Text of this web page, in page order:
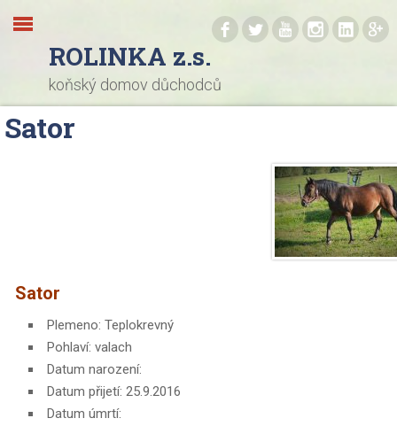
ROLINKA z.s.
koňský domov důchodců
. . . . . .
Sator
Sator
Plemeno: Teplokrevný
Pohlaví: valach
Datum narození:
Datum přijetí: 25.9.2016
Datum úmrtí: